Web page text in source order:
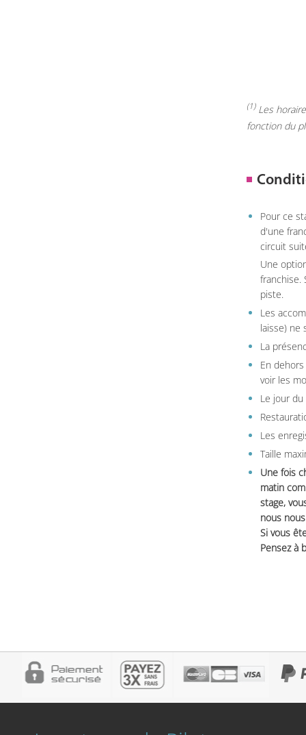
(1)Les
fonction du
Pour ce
d'une
circuit
Une
franchise.
piste.
Les
laisse) ne
La
En
voir les
Le jour
Les
Taille
Une fois
matin
stage,
nous
Si vous
Pensez à